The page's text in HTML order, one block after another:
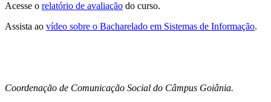
Acesse o relatório de avaliação do curso.
Assista ao vídeo sobre o Bacharelado em Sistemas de Informação.
Coordenação de Comunicação Social do Câmpus Goiânia.